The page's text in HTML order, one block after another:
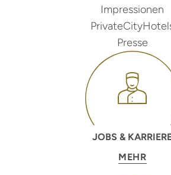
Impressionen
Presse
JOBS &
MEHR